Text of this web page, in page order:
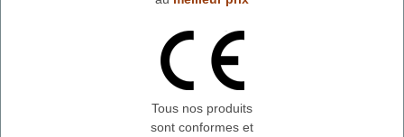
Tous nos produits
sont conformes et